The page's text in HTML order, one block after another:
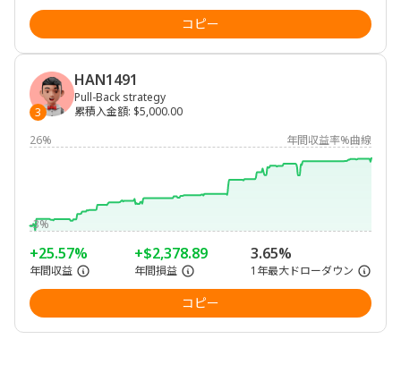
コピー
3
HAN1491
Pull-Back strategy
累積入金額: $5,000.00
26%
年間収益率%曲線
-3%
+25.57%
年間収益
+$2,378.89
年間損益
3.65%
1年最大ドローダウン
コピー